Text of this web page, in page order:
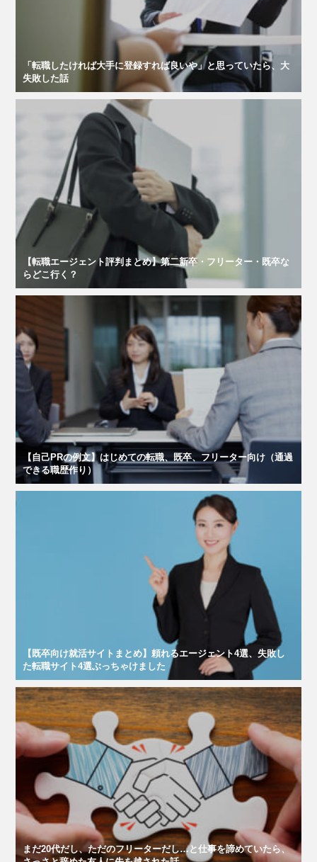
「転職したければ大手に登録すれば良いや」と思っていたら、大
失敗した話
【転職エージェント評判まとめ】第二新卒・フリーター・既卒な
らどこ行く？
【自己PRの例文】はじめての転職、既卒、フリーター向け（通過
できる職歴作り）
【既卒向け就活サイトまとめ】頼れるエージェント4選、失敗し
た転職サイト4選ぶっちゃけました
まだ20代だし、ただのフリーターだし…と仕事を諦めていたら、